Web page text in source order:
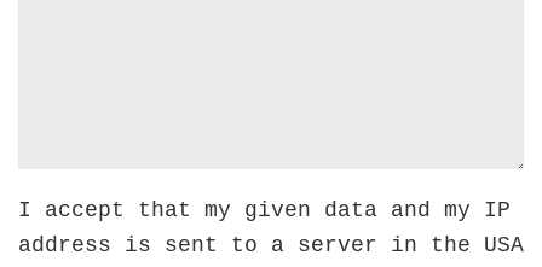
I accept that my given data and my IP
address is sent to a server in the USA